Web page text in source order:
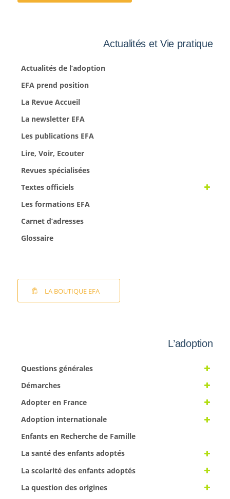
Actualités et Vie pratique
Actualités de l’adoption
EFA prend position
La Revue Accueil
La newsletter EFA
Les publications EFA
Lire, Voir, Ecouter
Revues spécialisées
Textes officiels
Les formations EFA
Carnet d’adresses
Glossaire
LA BOUTIQUE EFA
L’adoption
Questions générales
Démarches
Adopter en France
Adoption internationale
Enfants en Recherche de Famille
La santé des enfants adoptés
La scolarité des enfants adoptés
La question des origines